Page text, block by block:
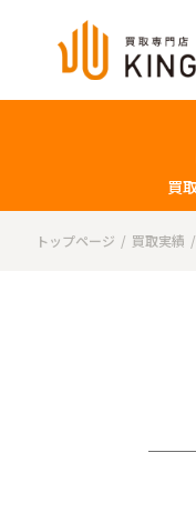
買
トップページ 買取実績